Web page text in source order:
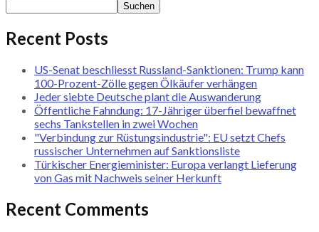
Suchen
Recent Posts
US-Senat beschliesst Russland-Sanktionen: Trump kann
100-Prozent-Zölle gegen Ölkäufer verhängen
Jeder siebte Deutsche plant die Auswanderung
Öffentliche Fahndung: 17-Jähriger überfiel bewaffnet
sechs Tankstellen in zwei Wochen
"Verbindung zur Rüstungsindustrie": EU setzt Chefs
russischer Unternehmen auf Sanktionsliste
Türkischer Energieminister: Europa verlangt Lieferung
von Gas mit Nachweis seiner Herkunft
Recent Comments